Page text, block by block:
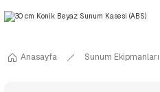
Anasayfa Sunum Ekipmanları